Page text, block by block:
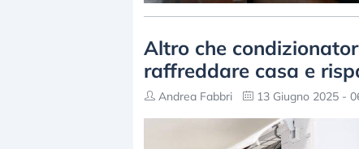
Altro che
raffreddare casa e
Andrea Fabbri 13 Giugno 2025 -